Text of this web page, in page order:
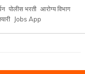
पोलीस भरती आरोग्य विभाग
Jobs App